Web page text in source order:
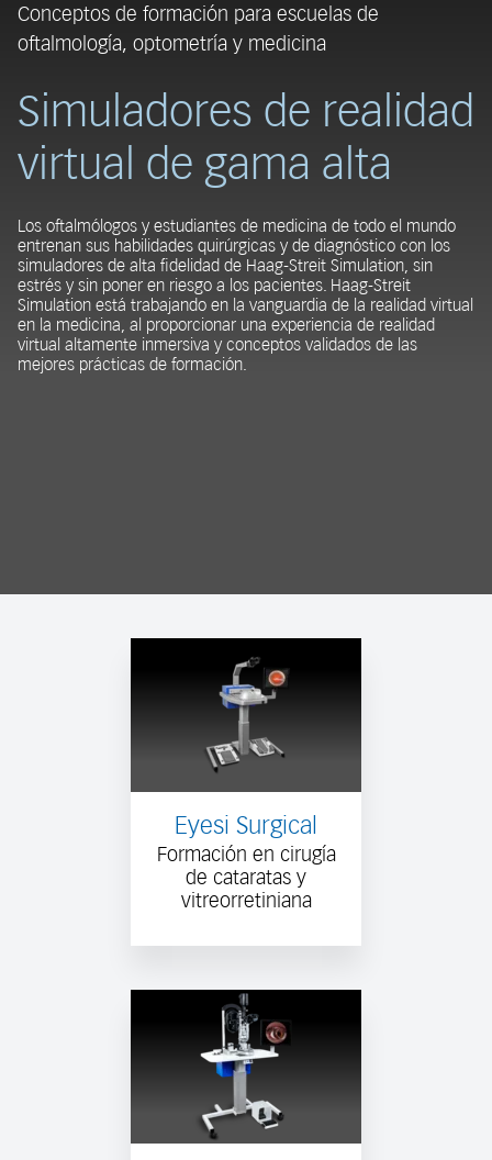
Conceptos de formación para escuelas de
oftalmología, optometría y medicina
Simuladores de realidad
virtual de gama alta
Los oftalmólogos y estudiantes de medicina de todo el mundo
entrenan sus habilidades quirúrgicas y de diagnóstico con los
simuladores de alta fidelidad de Haag-Streit Simulation, sin
estrés y sin poner en riesgo a los pacientes. Haag-Streit
Simulation está trabajando en la vanguardia de la realidad virtual
en la medicina, al proporcionar una experiencia de realidad
virtual altamente inmersiva y conceptos validados de las
mejores prácticas de formación.
Eyesi Surgical
Formación en cirugía
de cataratas y
vitreorretiniana